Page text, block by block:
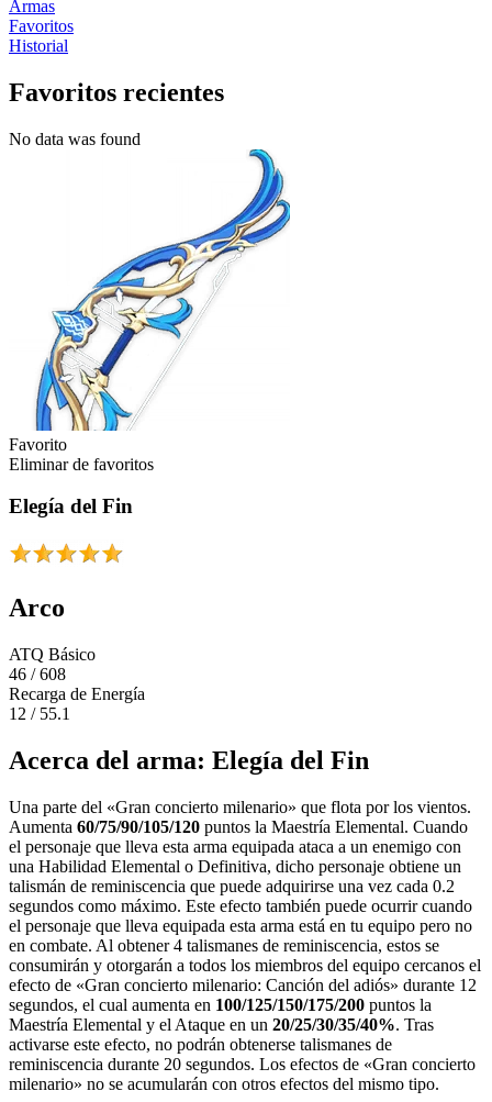
Armas
Favoritos
Historial
Favoritos recientes
No data was found
Favorito
Eliminar de favoritos
Elegía del Fin
Arco
ATQ Básico
46 / 608
Recarga de Energía
12 / 55.1
Acerca del arma: Elegía del Fin
Una parte del «Gran concierto milenario» que flota por los vientos.
Aumenta 60/75/90/105/120 puntos la Maestría Elemental. Cuando
el personaje que lleva esta arma equipada ataca a un enemigo con
una Habilidad Elemental o Definitiva, dicho personaje obtiene un
talismán de reminiscencia que puede adquirirse una vez cada 0.2
segundos como máximo. Este efecto también puede ocurrir cuando
el personaje que lleva equipada esta arma está en tu equipo pero no
en combate. Al obtener 4 talismanes de reminiscencia, estos se
consumirán y otorgarán a todos los miembros del equipo cercanos el
efecto de «Gran concierto milenario: Canción del adiós» durante 12
segundos, el cual aumenta en 100/125/150/175/200 puntos la
Maestría Elemental y el Ataque en un 20/25/30/35/40%. Tras
activarse este efecto, no podrán obtenerse talismanes de
reminiscencia durante 20 segundos. Los efectos de «Gran concierto
milenario» no se acumularán con otros efectos del mismo tipo.